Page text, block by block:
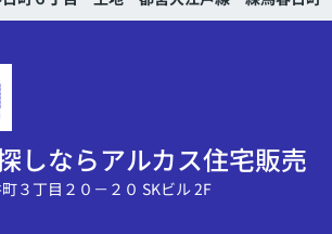
しならアルカス住宅販売
３丁目２０－２０ SKビル 2F